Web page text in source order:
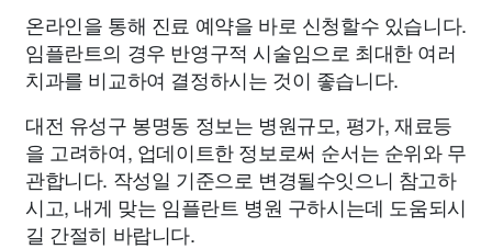
온라인을 통해 진료 예약을 바로 신청할수 있습니다.
임플란트의 경우 반영구적 시술임으로 최대한 여러
치과를 비교하여 결정하시는 것이 좋습니다.
대전 유성구 봉명동 정보는 병원규모, 평가, 재료등
을 고려하여, 업데이트한 정보로써 순서는 순위와 무
관합니다. 작성일 기준으로 변경될수잇으니 참고하
시고, 내게 맞는 임플란트 병원 구하시는데 도움되시
길 간절히 바랍니다.